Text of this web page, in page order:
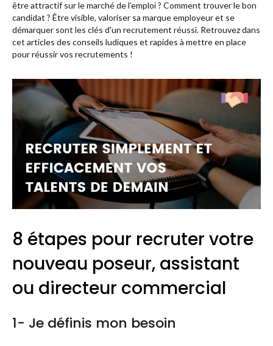
être attractif sur le marché de l’emploi ? Comment trouver le bon
candidat ? Être visible, valoriser sa marque employeur et se
démarquer sont les clés d'un recrutement réussi. Retrouvez dans
cet articles des conseils ludiques et rapides à mettre en place
pour réussir vos recrutements !
8 étapes pour recruter votre
nouveau poseur, assistant
ou directeur commercial
1- Je définis mon besoin